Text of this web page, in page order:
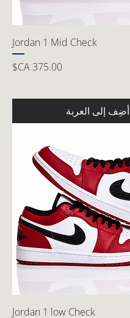
Jordan 1 Mid Check
السعر
أضِف إلى العربة
Jordan 1 low Check